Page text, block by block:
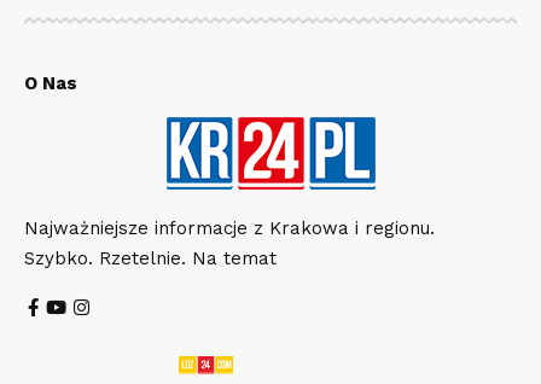
O Nas
Najważniejsze informacje z Krakowa i regionu.
Szybko. Rzetelnie. Na temat